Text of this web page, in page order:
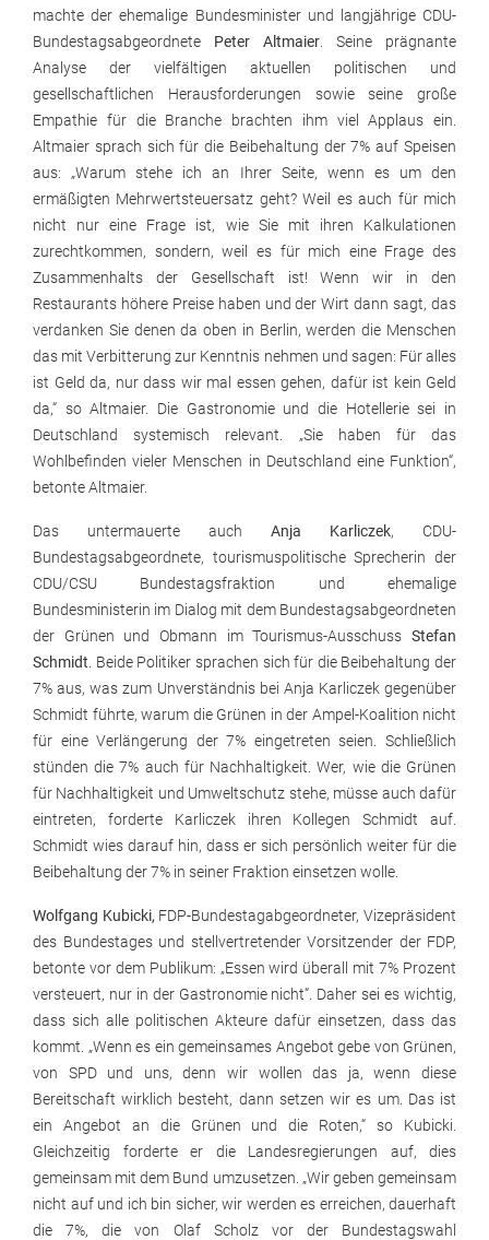
machte der ehemalige Bundesminister und langjährige CDU-
Bundestagsabgeordnete Peter Altmaier . Seine prägnante
Analyse der vielfältigen aktuellen politischen und
gesellschaftlichen Herausforderungen sowie seine große
Empathie für die Branche brachten ihm viel Applaus ein.
Altmaier sprach sich für die Beibehaltung der 7% auf Speisen
aus: „Warum stehe ich an Ihrer Seite, wenn es um den
ermäßigten Mehrwertsteuersatz geht? Weil es auch für mich
nicht nur eine Frage ist, wie Sie mit ihren Kalkulationen
zurechtkommen, sondern, weil es für mich eine Frage des
Zusammenhalts der Gesellschaft ist! Wenn wir in den
Restaurants höhere Preise haben und der Wirt dann sagt, das
verdanken Sie denen da oben in Berlin, werden die Menschen
das mit Verbitterung zur Kenntnis nehmen und sagen: Für alles
ist Geld da, nur dass wir mal essen gehen, dafür ist kein Geld
da,“ so Altmaier. Die Gastronomie und die Hotellerie sei in
Deutschland systemisch relevant. „Sie haben für das
Wohlbefinden vieler Menschen in Deutschland eine Funktion“,
betonte Altmaier.
Das untermauerte auch Anja Karliczek, CDU-
Bundestagsabgeordnete, tourismuspolitische Sprecherin der
CDU/CSU Bundestagsfraktion und ehemalige
Bundesministerin im Dialog mit dem Bundestagsabgeordneten
der Grünen und Obmann im Tourismus-Ausschuss Stefan
Schmidt . Beide Politiker sprachen sich für die Beibehaltung der
7% aus, was zum Unverständnis bei Anja Karliczek gegenüber
Schmidt führte, warum die Grünen in der Ampel-Koalition nicht
für eine Verlängerung der 7% eingetreten seien. Schließlich
stünden die 7% auch für Nachhaltigkeit. Wer, wie die Grünen
für Nachhaltigkeit und Umweltschutz stehe, müsse auch dafür
eintreten, forderte Karliczek ihren Kollegen Schmidt auf.
Schmidt wies darauf hin, dass er sich persönlich weiter für die
Beibehaltung der 7% in seiner Fraktion einsetzen wolle.
Wolfgang Kubicki, FDP-Bundestagabgeordneter, Vizepräsident
des Bundestages und stellvertretender Vorsitzender der FDP,
betonte vor dem Publikum: „Essen wird überall mit 7% Prozent
versteuert, nur in der Gastronomie nicht“. Daher sei es wichtig,
dass sich alle politischen Akteure dafür einsetzen, dass das
kommt. „Wenn es ein gemeinsames Angebot gebe von Grünen,
von SPD und uns, denn wir wollen das ja, wenn diese
Bereitschaft wirklich besteht, dann setzen wir es um. Das ist
ein Angebot an die Grünen und die Roten,“ so Kubicki.
Gleichzeitig forderte er die Landesregierungen auf, dies
gemeinsam mit dem Bund umzusetzen. „Wir geben gemeinsam
nicht auf und ich bin sicher, wir werden es erreichen, dauerhaft
die 7%, die von Olaf Scholz vor der Bundestagswahl